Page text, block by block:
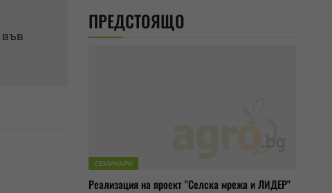
във
ПРЕДСТОЯЩО
СЕМИНАРИ
Реализация на проект "Селска мрежа и ЛИДЕР"